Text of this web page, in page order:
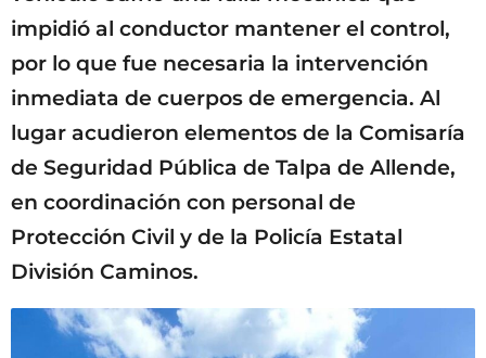
impidió al conductor mantener el control,
por lo que fue necesaria la intervención
inmediata de cuerpos de emergencia. Al
lugar acudieron elementos de la Comisaría
de Seguridad Pública de Talpa de Allende,
en coordinación con personal de
Protección Civil y de la Policía Estatal
División Caminos.